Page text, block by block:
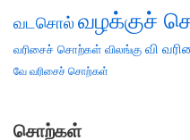
வடசொல் வழக்குச்
வரிசைச் சொற்கள் விலங்கு வி
வே வரிசைச் சொற்கள்
சொற்கள்